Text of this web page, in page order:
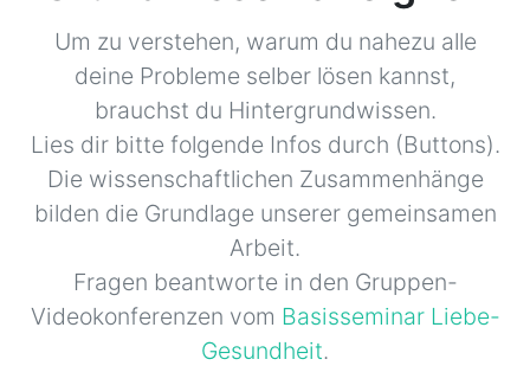
Um zu verstehen, warum du nahezu alle
deine Probleme selber lösen kannst,
brauchst du Hintergrundwissen.
Lies dir bitte folgende Infos durch (Buttons).
Die wissenschaftlichen Zusammenhänge
bilden die Grundlage unserer gemeinsamen
Arbeit.
Fragen beantworte in den Gruppen-
Videokonferenzen vom Basisseminar Liebe-
Gesundheit.